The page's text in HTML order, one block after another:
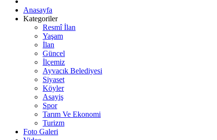
Anasayfa
Kategoriler
Resmî İlan
Yaşam
İlan
Güncel
İlçemiz
Ayvacık Belediyesi
Siyaset
Köyler
Asayiş
Spor
Tarım Ve Ekonomi
Turizm
Foto Galeri